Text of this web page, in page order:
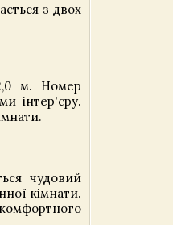
з двох
м. Номер
інтер'єру.
чудовий
кімнати.